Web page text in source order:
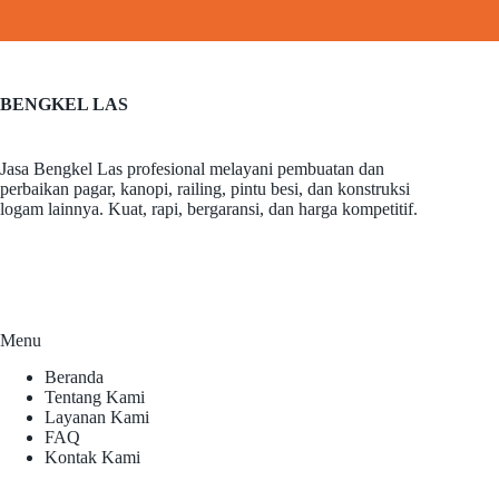
BENGKEL LAS
Jasa Bengkel Las profesional melayani pembuatan dan
perbaikan pagar, kanopi, railing, pintu besi, dan konstruksi
logam lainnya. Kuat, rapi, bergaransi, dan harga kompetitif.
Menu
Beranda
Tentang Kami
Layanan Kami
FAQ
Kontak Kami